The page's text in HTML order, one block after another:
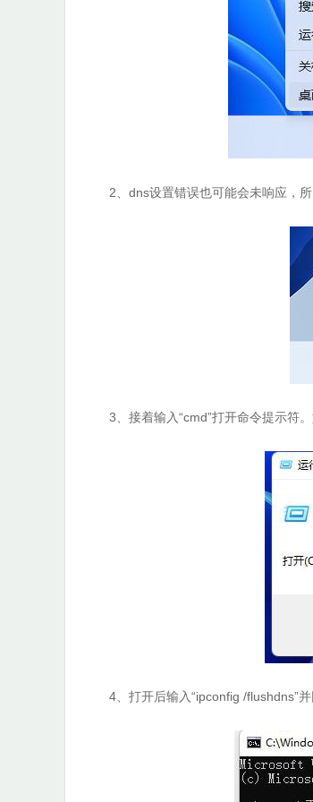
2、dns设置错误也可能会未响应，所
3、接着输入“cmd”打开命令提示符。
4、打开后输入“ipconfig /flushdns”并